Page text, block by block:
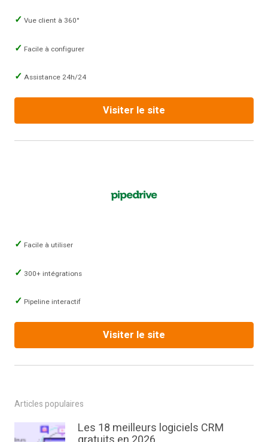
Vue client à 360°
Facile à configurer
Assistance 24h/24
Visiter le site
Facile à utiliser
300+ intégrations
Pipeline interactif
Visiter le site
Articles populaires
Les 18 meilleurs logiciels CRM